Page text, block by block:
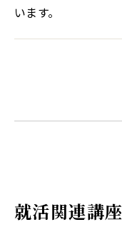
います。
就活関連講座